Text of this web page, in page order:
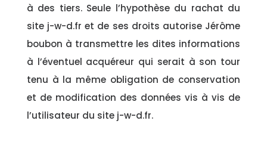
à des tiers. Seule l’hypothèse du rachat du
site j-w-d.fr et de ses droits autorise Jérôme
boubon à transmettre les dites informations
à l’éventuel acquéreur qui serait à son tour
tenu à la même obligation de conservation
et de modification des données vis à vis de
l’utilisateur du site j-w-d.fr.